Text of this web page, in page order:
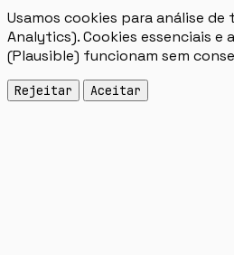
Usamos cookies para análise de
Analytics). Cookies essenciais e
(Plausible) funcionam sem
Rejeitar Aceitar